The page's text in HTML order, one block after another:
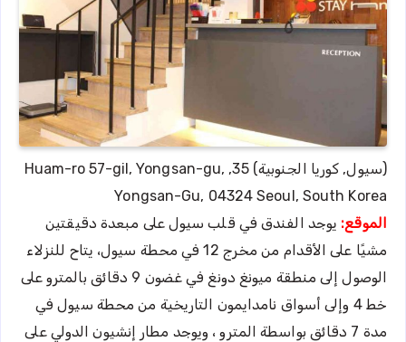
(سيول, كوريا الجنوبية) 35, Huam-ro 57-gil, Yongsan-gu,
Yongsan-Gu, 04324 Seoul, South Korea
الموقع: يوجد الفندق في قلب سيول على مبعدة دقيقتين
مشيًا على الأقدام من مخرج 12 في محطة سيول، يتاح للنزلاء
الوصول إلى منطقة ميونغ دونغ في غضون 9 دقائق بالمترو على
خط 4 وإلى أسواق نامدايمون التاريخية من محطة سيول في
مدة 7 دقائق بواسطة المترو ، ويوجد مطار إنشيون الدولي على